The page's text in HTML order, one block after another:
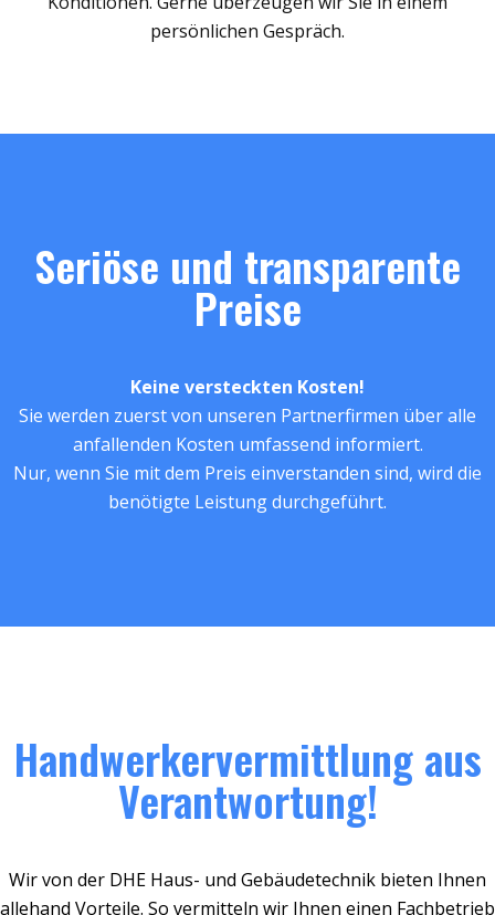
persönlichen Gespräch.
Seriöse und transparente
Preise
Keine versteckten Kosten!
Sie werden zuerst von unseren Partnerfirmen über alle
anfallenden Kosten umfassend informiert.
Nur, wenn Sie mit dem Preis einverstanden sind, wird die
benötigte Leistung durchgeführt.
Handwerkervermittlung aus
Verantwortung!
Wir von der DHE Haus- und Gebäudetechnik bieten Ihnen
allehand Vorteile. So vermitteln wir Ihnen einen Fachbetrieb